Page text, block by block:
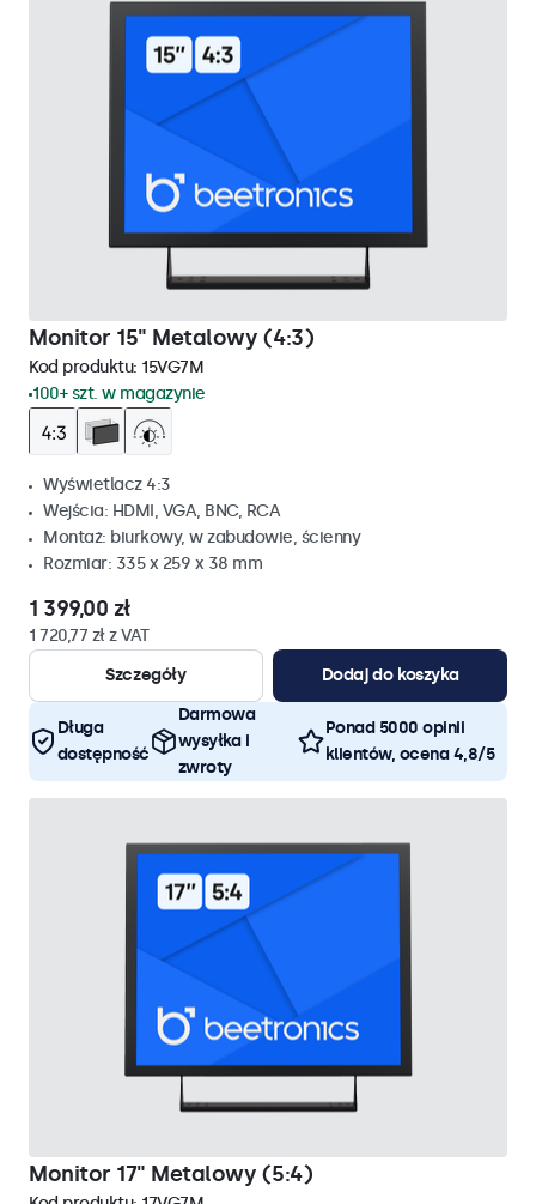
Monitor 15" Metalowy (4:3)
Kod produktu: 15VG7M
100+ szt. w magazynie
Wyświetlacz 4:3
Wejścia: HDMI, VGA, BNC, RCA
Montaż: biurkowy, w zabudowie, ścienny
Rozmiar: 335 x 259 x 38 mm
1 399,00 zł
1 720,77 zł z VAT
Szczegóły
Dodaj do koszyka
Długa
dostępność
Darmowa
wysyłka i
zwroty
Ponad 5000 opinii
klientów, ocena 4,8/5
Monitor 17" Metalowy (5:4)